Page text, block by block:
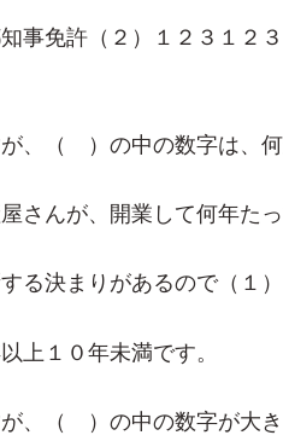
事免許（２）１２３１２
、（ ）の中の数字は、
さんが、開業して何年た
る決まりがあるので（１
上１０年未満です。
、（ ）の中の数字が大